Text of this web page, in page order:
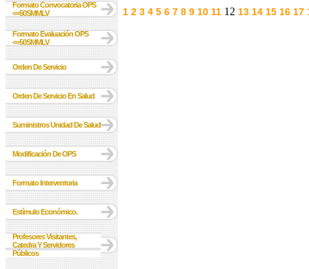
Formato Convocatoria OPS
<=50SMMLV
Formato Evaluación OPS
<=50SMMLV
Orden De Servicio
Orden De Servicio En Salud
Suministros Unidad De Salud
Modificación De OPS
Formato Interventoria
Estímulo Económico.
Profesores Visitantes,
Catedra Y Servidores
Públicos
1 2 3 4 5 6 7 8 9 10 11 12 13 14 15 16 17